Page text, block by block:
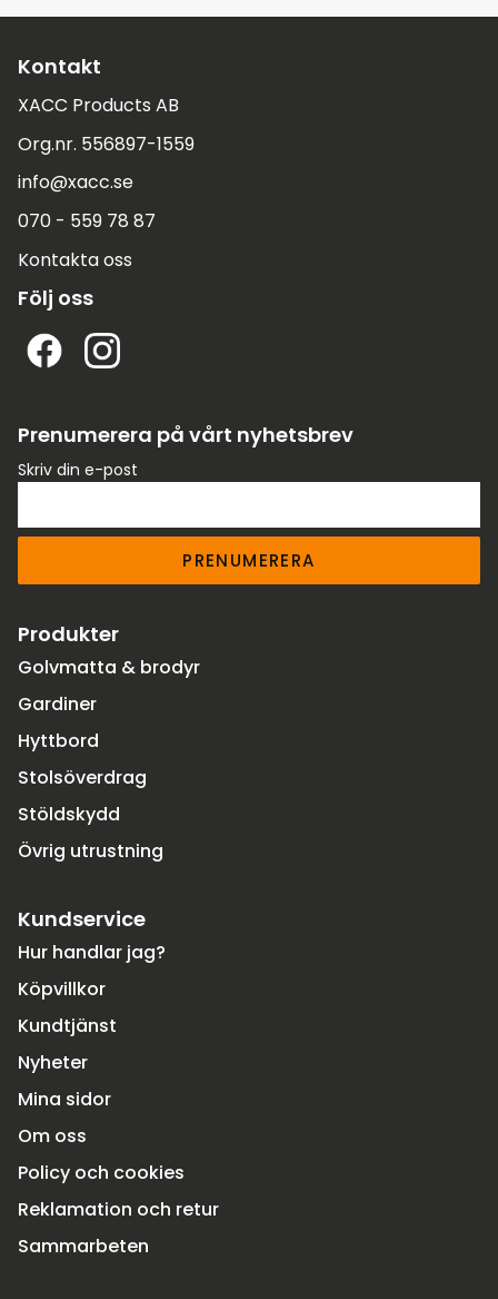
Kontakt
XACC Products AB
Org.nr. 556897-1559
info@xacc.se
070 - 559 78 87
Kontakta oss
Följ oss
Prenumerera på vårt nyhetsbrev
Skriv din e-post
PRENUMERERA
Produkter
Golvmatta & brodyr
Gardiner
Hyttbord
Stolsöverdrag
Stöldskydd
Övrig utrustning
Kundservice
Hur handlar jag?
Köpvillkor
Kundtjänst
Nyheter
Mina sidor
Om oss
Policy och cookies
Reklamation och retur
Sammarbeten